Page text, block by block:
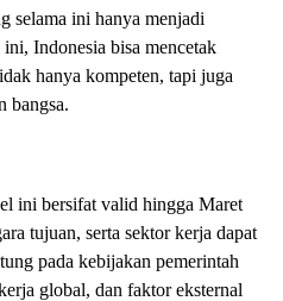
selama ini hanya menjadi
Indonesia bisa mencetak
hanya kompeten, tapi juga
bangsa.
ini bersifat valid hingga Maret
tujuan, serta sektor kerja dapat
pada kebijakan pemerintah
global, dan faktor eksternal